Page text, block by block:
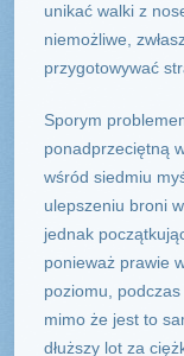
unikać walki z
niemożliwe,
przygotowywać
Sporym
ponadprzeciętną
wśród siedmiu
ulepszeniu broni
jednak
ponieważ prawie
poziomu,
mimo że jest to
dłuższy lot za